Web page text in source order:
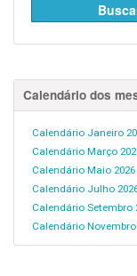
Calendário dos
Calendário Janeiro
Calendário Março
Calendário Maio 2026
Calendário Julho
Calendário Setembro
Calendário Novembro